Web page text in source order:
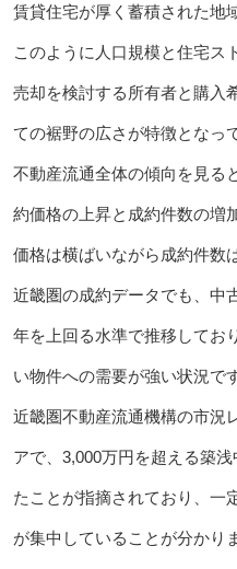
賃貸住宅が厚く蓄積された地
このように人口規模と住宅ス
売却を検討する所有者と購入
ての裾野の広さが特徴となっ
不動産流通全体の傾向を見る
約価格の上昇と成約件数の増
価格は横ばいながら成約件数
近畿圏の成約データでも、中
年を上回る水準で推移してお
い物件への需要が強い状況です
近畿圏不動産流通機構の市況
アで、3,000万円を超える築
たことが指摘されており、一
が集中していることが分かり